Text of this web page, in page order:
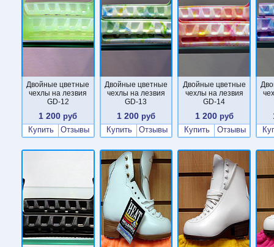
Двойные цветные
чехлы на лезвия
GD-12
1 200 руб
Купить
Отзывы
Двойные цветные
чехлы на лезвия
GD-13
1 200 руб
Купить
Отзывы
Двойные цветные
чехлы на лезвия
GD-14
1 200руб
Купить
Отзывы